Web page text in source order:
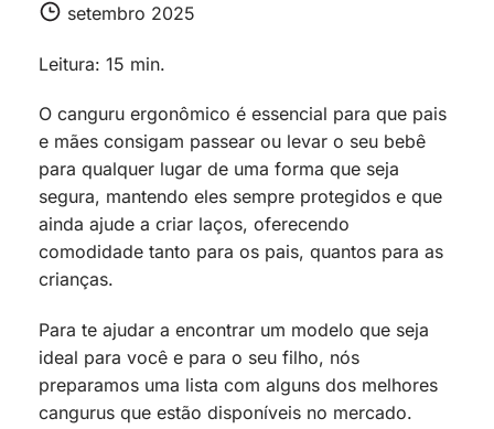
setembro 2025
Leitura: 15 min.
O canguru ergonômico é essencial para que pais
e mães consigam passear ou levar o seu bebê
para qualquer lugar de uma forma que seja
segura, mantendo eles sempre protegidos e que
ainda ajude a criar laços, oferecendo
comodidade tanto para os pais, quantos para as
crianças.
Para te ajudar a encontrar um modelo que seja
ideal para você e para o seu filho, nós
preparamos uma lista com alguns dos melhores
cangurus que estão disponíveis no mercado.